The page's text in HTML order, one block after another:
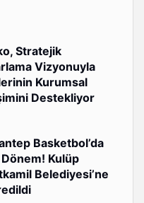
Stratejik
Vizyonuyla
Kurumsal
Destekliyor
Basketbol’da
Kulüp
Belediyesi’ne